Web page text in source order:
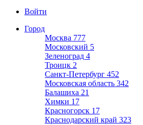
Войти
Город
Москва 777
Московский 5
Зеленоград 4
Троицк 2
Санкт-Петербург 452
Московская область 342
Балашиха 21
Химки 17
Красногорск 17
Краснодарский край 323